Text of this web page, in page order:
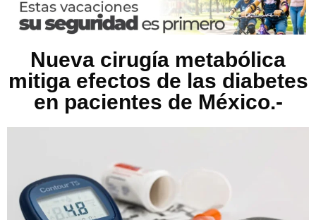
Nueva cirugía metabólica
mitiga efectos de las diabetes
en pacientes de México.-